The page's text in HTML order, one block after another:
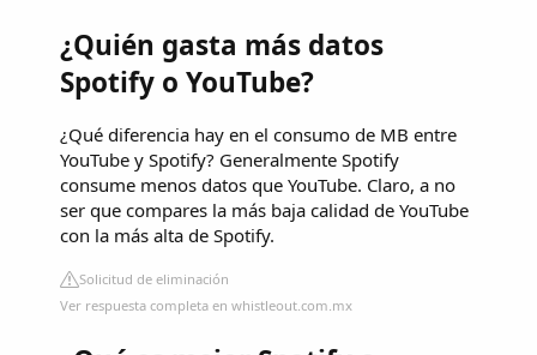
¿Quién gasta más datos
Spotify o YouTube?
¿Qué diferencia hay en el consumo de MB entre
YouTube y Spotify? Generalmente Spotify
consume menos datos que YouTube. Claro, a no
ser que compares la más baja calidad de YouTube
con la más alta de Spotify.
Solicitud de eliminación
Ver respuesta completa en whistleout.com.mx